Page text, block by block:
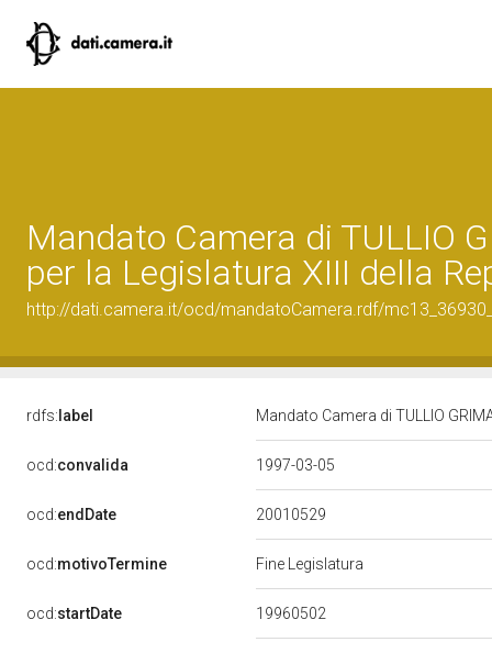
Mandato Camera di TULLIO
per la Legislatura XIII della
http://dati.camera.it/ocd/mandatoCamera.rdf/
rdfs: label Mandato Camera di TULLIO
ocd:convalida 1997-03-05
ocd:endDate 20010529
ocd:motivoTermine Fine Legislatura
ocd:startDate 19960502